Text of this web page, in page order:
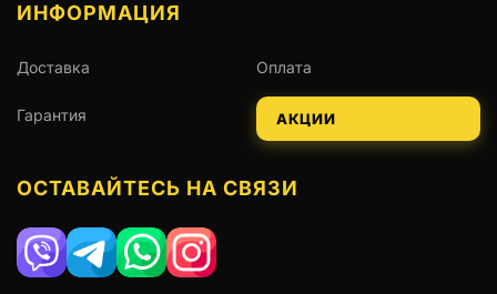
ИНФОРМАЦИЯ
Доставка Оплата
Гарантия АКЦИИ
ОСТАВАЙТЕСЬ НА СВЯЗИ
Viber TelegramWhatsAppInstagram